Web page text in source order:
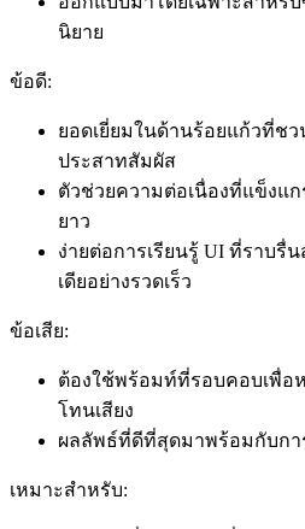
นิยาย
ข้อดี:
ยอดเยี่ยมในด้านร้อยแก้วที่ช
ประสาทสัมผัส
ตัวช่วยความต่อเนื่องที่แข็งแ
ยาว
ง่ายต่อการเรียนรู้ UI ที่ราบรื่
เดียอย่างรวดเร็ว
ข้อเสีย:
ต้องใช้พร้อมท์ที่รอบคอบเพื่อ
โทนเสียง
ผลลัพธ์ที่ดีที่สุดมาพร้อมกับก
เหมาะสำหรับ: